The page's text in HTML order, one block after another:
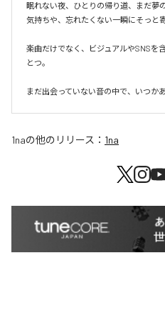
眠れない夜、ひとりの帰り道、まだ夢
気持ちや、忘れたくない一瞬にそっと
楽曲だけでなく、ビジュアルやSNSを
とつ。
まだ出会っていない音の中で、いつか
1naの他のリリース： 1na